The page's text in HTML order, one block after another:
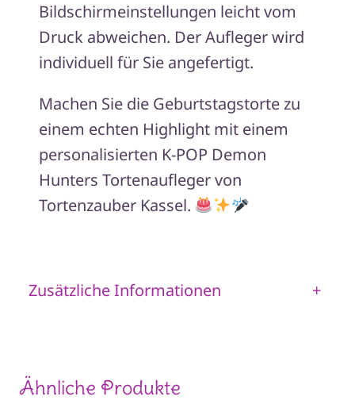
Bildschirmeinstellungen leicht vom
Druck abweichen. Der Aufleger wird
individuell für Sie angefertigt.
Machen Sie die Geburtstagstorte zu
einem echten Highlight mit einem
personalisierten K-POP Demon
Hunters Tortenaufleger von
Tortenzauber Kassel.
Zusätzliche Informationen +
Ähnliche Produkte